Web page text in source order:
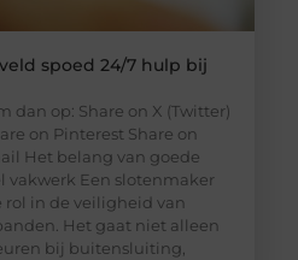
spoed 24/7 hulp bij
dan op: Share on X (Twitter)
on Pinterest Share on
Het belang van goede
vakwerk Een slotenmaker
in de veiligheid van
Het gaat niet alleen
bij buitensluiting,